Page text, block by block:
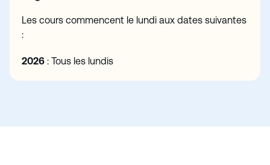
Les cours commencent le lundi aux dates suivantes
:
2026 : Tous les lundis